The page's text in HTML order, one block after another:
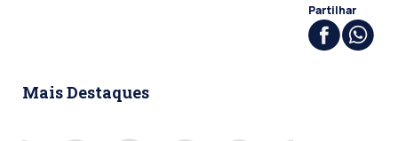
Partilhar
Mais Destaques